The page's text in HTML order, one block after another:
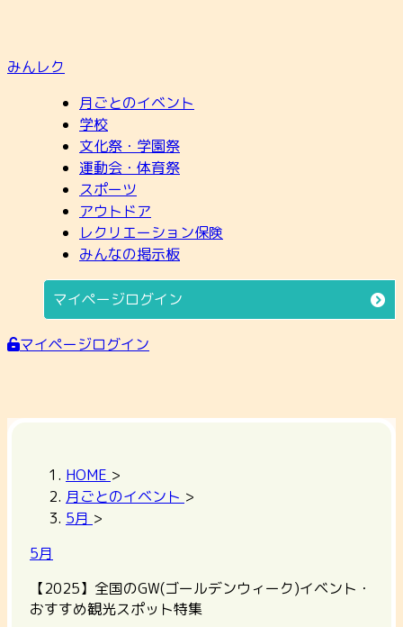
みんレク
月ごとのイベント
学校
文化祭・学園祭
運動会・体育祭
スポーツ
アウトドア
レクリエーション保険
みんなの掲示板
マイページログイン
マイページログイン
HOME >
月ごとのイベント >
5月 >
5月
【2025】全国のGW(ゴールデンウィーク)イベント・
おすすめ観光スポット特集